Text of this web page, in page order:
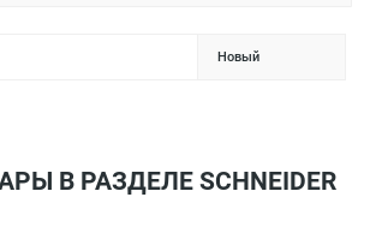
Новый
В РАЗДЕЛЕ SCHNEIDER